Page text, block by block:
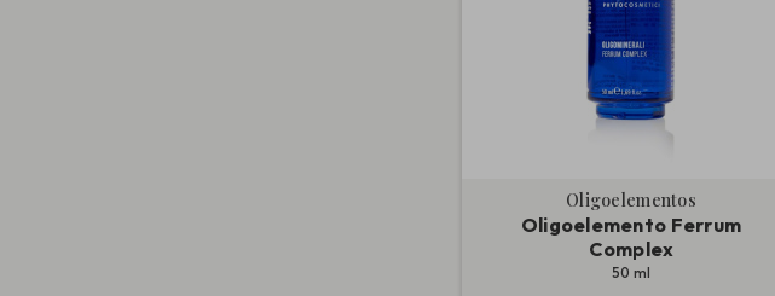
Oligoelementos
Oligoelemento Ferrum
Complex
50 ml